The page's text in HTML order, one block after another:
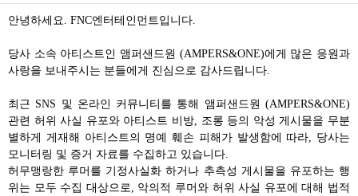
안녕하세요. FNC엔터테인먼트입니다.
당사 소속 아티스트인 앰퍼샌드원 (AMPERS&ONE)에게 많은 응원과
사랑을 보내주시는 분들에게 진심으로 감사드립니다.
최근 SNS 및 온라인 커뮤니티를 통해 앰퍼샌드원 (AMPERS&ONE)
관련 허위 사실 유포와 아티스트 비방, 조롱 등의 악성 게시물을 무분
별하게 게재해 아티스트의 명예 훼손 피해가 발생함에 따라, 당사는
모니터링 및 증거 자료를 수집하고 있습니다.
허무맹랑한 루머를 기정사실화 하거나 추측성 게시물을 유포하는 행
위는 모두 수집 대상으로, 악의적 루머와 허위 사실 유포에 대해 법적